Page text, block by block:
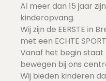
Al meer dan 15 jaar
kinderopvang.
Wij zijn de EERSTE in
met een ECHTE
Vanaf het begin
bewegen bij ons
Wij bieden kinderen